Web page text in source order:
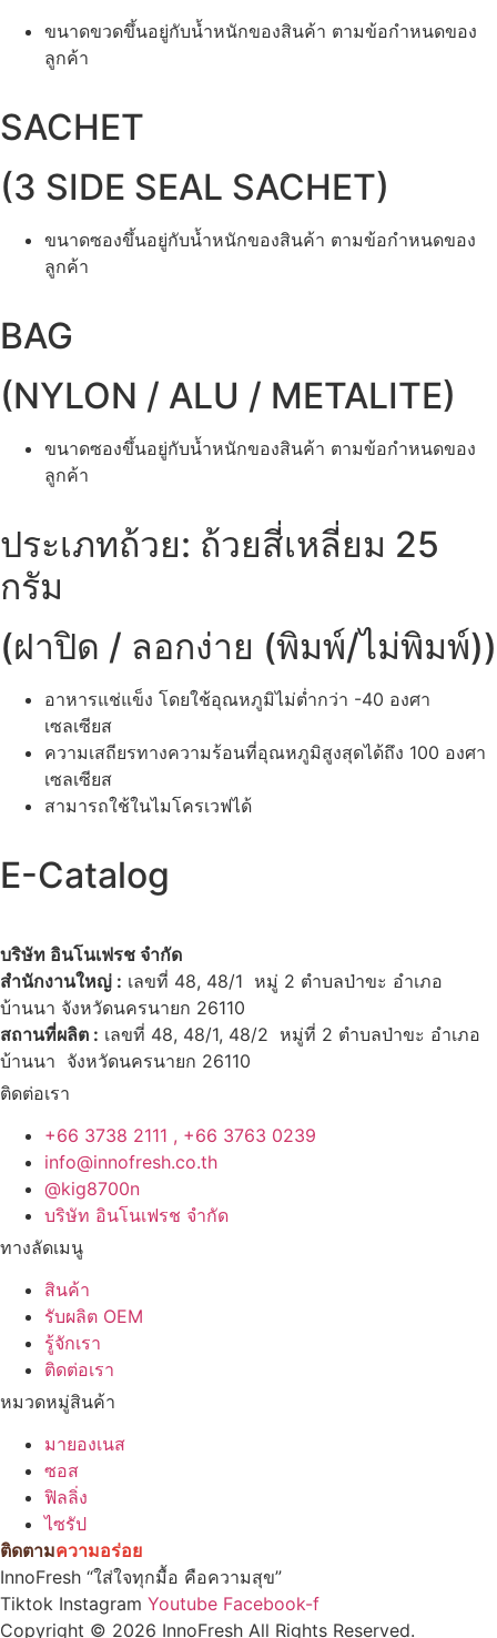
ขนาดขวดขึ้นอยู่กับน้ำหนักของสินค้า ตามข้อกำหนดของ
ลูกค้า
SACHET
(3 SIDE SEAL SACHET)
ขนาดซองขึ้นอยู่กับน้ำหนักของสินค้า ตามข้อกำหนดของ
ลูกค้า
BAG
(NYLON / ALU / METALITE)
ขนาดซองขึ้นอยู่กับน้ำหนักของสินค้า ตามข้อกำหนดของ
ลูกค้า
ประเภทถ้วย: ถ้วยสี่เหลี่ยม 25
กรัม
(ฝาปิด / ลอกง่าย (พิมพ์/ไม่พิมพ์))
อาหารแช่แข็ง โดยใช้อุณหภูมิไม่ต่ำกว่า -40 องศา
เซลเซียส
ความเสถียรทางความร้อนที่อุณหภูมิสูงสุดได้ถึง 100 องศา
เซลเซียส
สามารถใช้ในไมโครเวฟได้
E-Catalog
บริษัท อินโนเฟรช จำกัด
สำนักงานใหญ่ : เลขที่ 48, 48/1 หมู่ 2 ตำบลป่าขะ อำเภอ
บ้านนา จังหวัดนครนายก 26110
สถานที่ผลิต : เลขที่ 48, 48/1, 48/2 หมู่ที่ 2 ตำบลป่าขะ อำเภอ
บ้านนา จังหวัดนครนายก 26110
ติดต่อเรา
+66 3738 2111 , +66 3763 0239
info@innofresh.co.th
@kig8700n
บริษัท อินโนเฟรช จำกัด
ทางลัดเมนู
สินค้า
รับผลิต OEM
รู้จักเรา
ติดต่อเรา
หมวดหมู่สินค้า
มายองเนส
ซอส
ฟิลลิ่ง
ไซรัป
ติดตามความอร่อย
InnoFresh “ใส่ใจทุกมื้อ คือความสุข”
Tiktok Instagram Youtube Facebook-f
Copyright © 2026 InnoFresh All Rights Reserved.